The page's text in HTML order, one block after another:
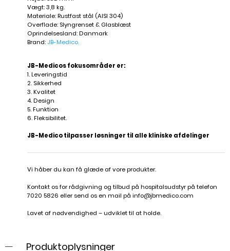
Vægt: 3,8 kg.
Materiale: Rustfast stål (AISI 304)
Overflade: Slyngrenset & Glasblæst
Oprindelsesland: Danmark
Brand: JB-Medico.
JB-Medicos fokusområder er:
1. Leveringstid
2. Sikkerhed
3. Kvalitet
4. Design
5. Funktion
6. Fleksibilitet.
JB-Medico tilpasser løsninger til alle kliniske afdelinger
Vi håber du kan få glæde af vore produkter.
Kontakt os for rådgivning og tilbud på hospitalsudstyr på telefon
7020 5826 eller send os en mail på info@jbmedico.com
Lavet af nødvendighed – udviklet til at holde.
Produktoplysninger